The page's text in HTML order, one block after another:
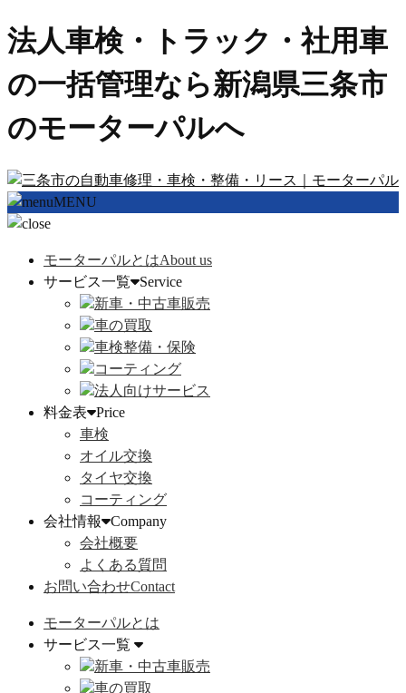
法人車検・トラック・社用車
の一括管理なら新潟県三条市
のモーターパルへ
MENU
モーターパルとはAbout us
サービス一覧
Service
新車・中古車販売
車の買取
車検整備・保険
コーティング
法人向けサービス
料金表
Price
車検
オイル交換
タイヤ交換
コーティング
会社情報
Company
会社概要
よくある質問
お問い合わせContact
モーターパルとは
サービス一覧
新車・中古車販売
車の買取